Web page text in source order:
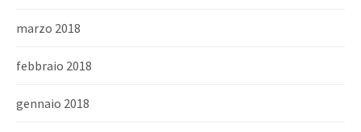
marzo 2018
febbraio 2018
gennaio 2018